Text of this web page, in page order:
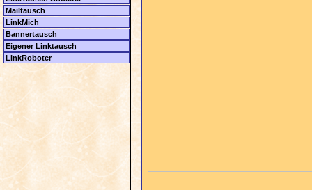
Mailtausch
LinkMich
Bannertausch
Eigener Linktausch
LinkRoboter